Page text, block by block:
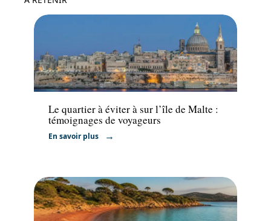
Actu
Le quartier à éviter à sur l’île de Malte :
témoignages de voyageurs
En savoir plus